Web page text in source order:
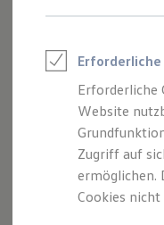
ONE Business
Fahrzeuge
Digitaler
Kauf & Finanzierung
Online-
Aktionen &
E-Auto-
Für
Für
Profi
Impressum
Impressum
Erforderliche
Erforderliche
Website
Zugriff auf
ermöglichen.
Cookies